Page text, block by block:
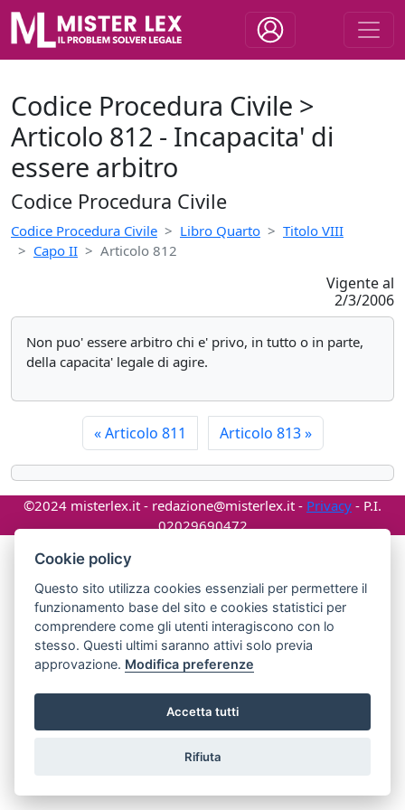
Codice Procedura Civile >
Articolo 812 - Incapacita' di
essere arbitro
Codice Procedura Civile
Codice Procedura Civile Libro Quarto
Titolo VIII
Capo II
Articolo 812
Vigente al
2/3/2006
Non puo' essere arbitro chi e' privo, in tutto o in parte,
della capacita' legale di agire.
«Articolo 811 Articolo 813»
©2024 misterlex.it - redazione@misterlex.it - Privacy - P.I.
02029690472
Cookie policy
Questo sito utilizza cookies essenziali per permettere il
funzionamento base del sito e cookies statistici per
comprendere come gli utenti interagiscono con lo
stesso. Questi ultimi saranno attivi solo previa
approvazione. Modifica preferenze
Accetta tutti
Rifiuta